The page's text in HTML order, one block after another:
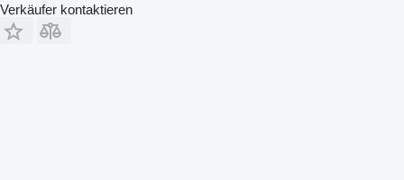
Verkäufer kontaktieren